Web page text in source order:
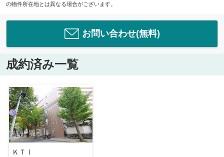
の物件所在地とは異なる場合がございます。
お問い合わせ(無料)
成約済み一覧
ＫＴⅠ